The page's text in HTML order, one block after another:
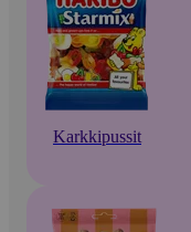
Karkkipussit